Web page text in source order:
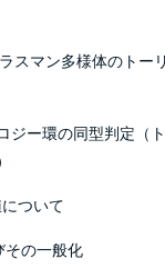
スマン多様体のトー
ジー環の同型判定（
ついて
その一般化